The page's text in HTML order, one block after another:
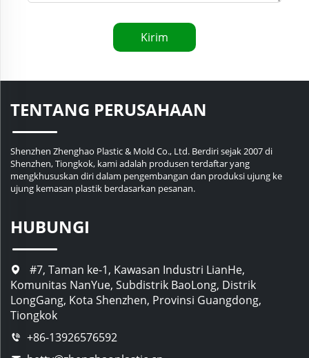
Kirim
TENTANG PERUSAHAAN
Shenzhen Zhenghao Plastic & Mold Co., Ltd. Berdiri sejak 2007 di
Shenzhen, Tiongkok, kami adalah produsen terdaftar yang
mengkhususkan diri dalam pengembangan dan produksi ujung ke
ujung kemasan plastik berdasarkan pesanan.
HUBUNGI
#7, Taman ke-1, Kawasan Industri LianHe,
Komunitas NanYue, Subdistrik BaoLong, Distrik
LongGang, Kota Shenzhen, Provinsi Guangdong,
Tiongkok
+86-13926576592